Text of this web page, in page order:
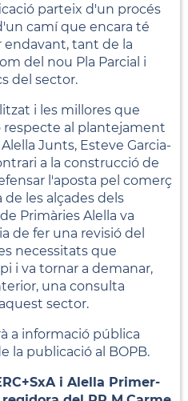
parteix d'un procés
camí que encara té
tant de la
del nou Pla Parcial i
del sector.
i les millores que
al plantejament
Junts, Esteve Garcia-
a la construcció de
l'aposta pel comerç
les alçades dels
Primàries Alella va
de fer una revisió del
necessitats que
i va tornar a demanar,
una consulta
sector.
a informació pública
la publicació al BOPB.
i Alella Primer-